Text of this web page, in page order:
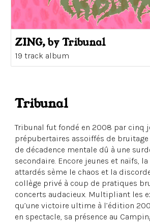
ZING, by Tribunal
19 track album
Tribunal
Tribunal fut fondé en 2008 par cinq
prépubertaires assoiffés de
de décadence mentale dû à une
secondaire. Encore jeunes et naïfs,
attardés sème le chaos et la
collège privé à coup de pratiques
concerts audacieux. Multipliant les
qu’une victoire ultime à l’édition
en spectacle, sa présence au